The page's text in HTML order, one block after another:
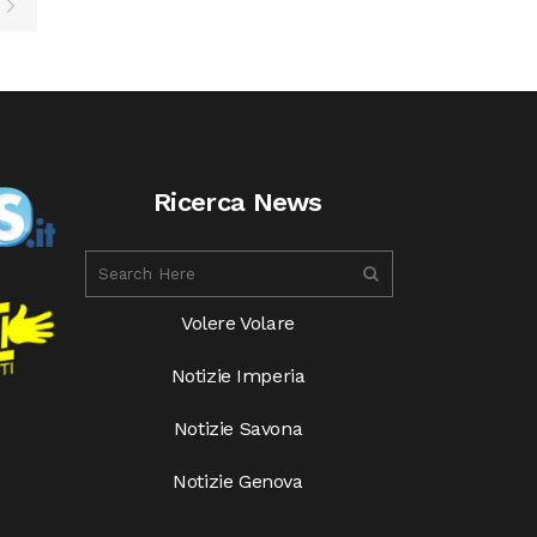
Ricerca News
Volere Volare
Notizie Imperia
Notizie Savona
Notizie Genova